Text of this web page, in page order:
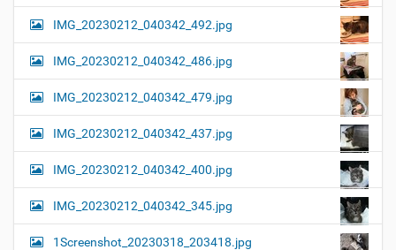
IMG_20230212_040342_492.jpg
IMG_20230212_040342_486.jpg
IMG_20230212_040342_479.jpg
IMG_20230212_040342_437.jpg
IMG_20230212_040342_400.jpg
IMG_20230212_040342_345.jpg
1Screenshot_20230318_203418.jpg